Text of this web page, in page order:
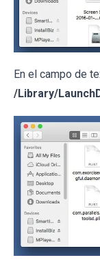
En el campo de
/Library/